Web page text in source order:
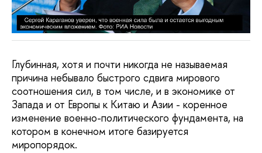
Глубинная, хотя и почти никогда не называемая
причина небывало быстрого сдвига мирового
соотношения сил, в том числе, и в экономике от
Запада и от Европы к Китаю и Азии - коренное
изменение военно-политического фундамента, на
котором в конечном итоге базируется
миропорядок.